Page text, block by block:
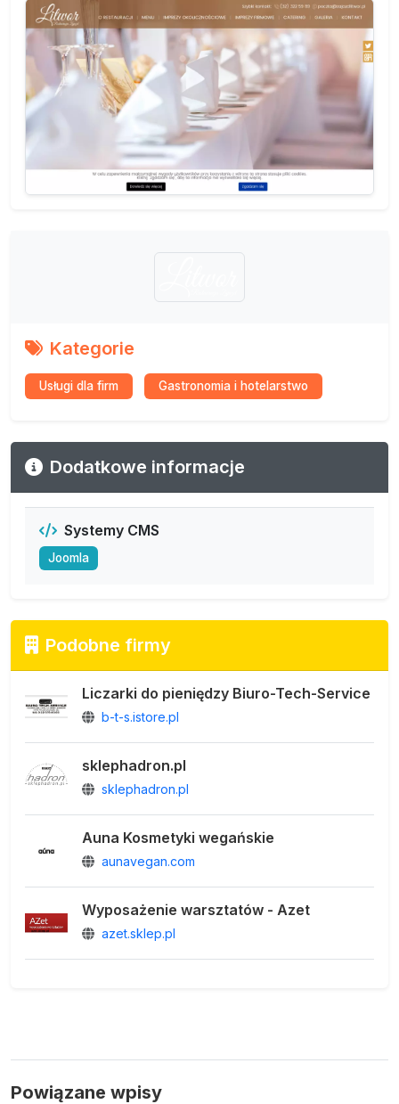
Kategorie
Usługi dla firm Gastronomia i hotelarstwo
Dodatkowe informacje
Systemy CMS
Joomla
Podobne firmy
Liczarki do pieniędzy Biuro-Tech-Service
b-t-s.istore.pl
sklephadron.pl
sklephadron.pl
Auna Kosmetyki wegańskie
aunavegan.com
Wyposażenie warsztatów - Azet
azet.sklep.pl
Powiązane wpisy